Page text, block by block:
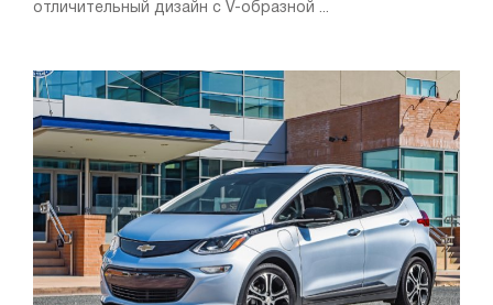
отличительный дизайн с V-образной ...